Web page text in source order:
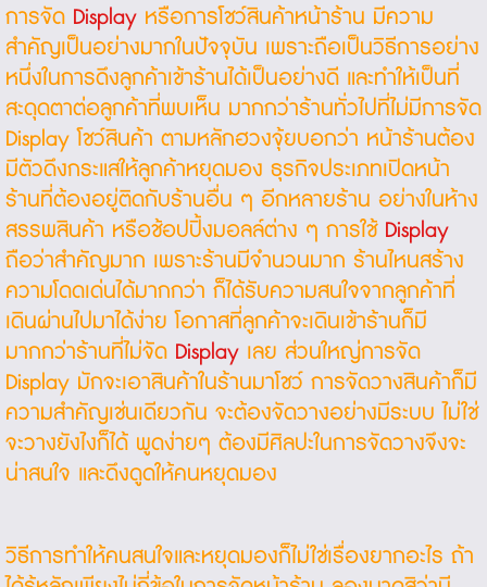
การจัด Displayหรือการโชว์สินค้าหน้าร้าน มีความ
สำคัญเป็นอย่างมากในปัจจุบัน เพราะถือเป็นวิธีการอย่าง
หนึ่งในการดึงลูกค้าเข้าร้านได้เป็นอย่างดี และทำให้เป็นที่
สะดุดตาต่อลูกค้าที่พบเห็น มากกว่าร้านทั่วไปที่ไม่มีการจัด
Display โชว์สินค้า ตามหลักฮวงจุ้ยบอกว่า หน้าร้านต้อง
มีตัวดึงกระแสให้ลูกค้าหยุดมอง ธุรกิจประเภทเปิดหน้า
ร้านที่ต้องอยู่ติดกับร้านอื่น ๆ อีกหลายร้าน อย่างในห้าง
สรรพสินค้า หรือช้อปปิ้งมอลล์ต่าง ๆ การใช้ Display
ถือว่าสำคัญมาก เพราะร้านมีจำนวนมาก ร้านไหนสร้าง
ความโดดเด่นได้มากกว่า ก็ได้รับความสนใจจากลูกค้าที่
เดินผ่านไปมาได้ง่าย โอกาสที่ลูกค้าจะเดินเข้าร้านก็มี
มากกว่าร้านที่ไม่จัด Display เลย ส่วนใหญ่การจัด
Display มักจะเอาสินค้าในร้านมาโชว์ การจัดวางสินค้าก็มี
ความสำคัญเช่นเดียวกัน จะต้องจัดวางอย่างมีระบบ ไม่ใช่
จะวางยังไงก็ได้ พูดง่ายๆ ต้องมีศิลปะในการจัดวางจึงจะ
น่าสนใจ และดึงดูดให้คนหยุดมอง
วิธีการทำให้คนสนใจและหยุดมองก็ไม่ใช่เรื่องยากอะไร ถ้า